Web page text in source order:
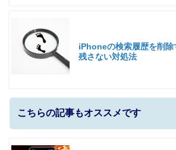
iPhoneの検索履歴を削除
残さない対処法
こちらの記事もオススメです